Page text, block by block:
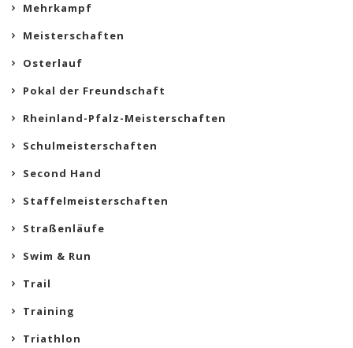
Mehrkampf
Meisterschaften
Osterlauf
Pokal der Freundschaft
Rheinland-Pfalz-Meisterschaften
Schulmeisterschaften
Second Hand
Staffelmeisterschaften
Straßenläufe
Swim & Run
Trail
Training
Triathlon